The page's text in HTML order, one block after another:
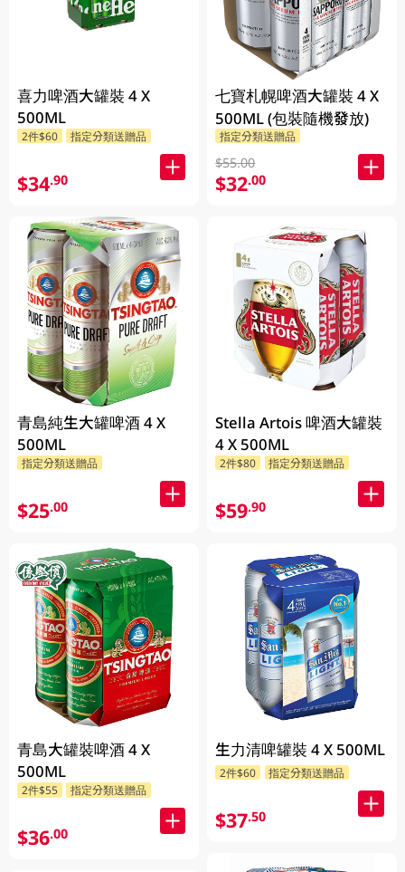
喜力啤酒大罐裝 4 X
500ML
2件$60 指定分類送贈品
$34.90
青島純生大罐啤酒 4 X
500ML
指定分類送贈品
$25.00
青島大罐裝啤酒 4 X
500ML
2件$55 指定分類送贈品
$36.00
七寶札幌啤酒大罐裝 4 X
500ML (包裝隨機發放)
指定分類送贈品
$55.00
$32.00
Stella Artois 啤酒大罐裝
4 X 500ML
2件$80 指定分類送贈品
$59.90
生力清啤罐裝 4 X 500ML
2件$60 指定分類送贈品
$37.50